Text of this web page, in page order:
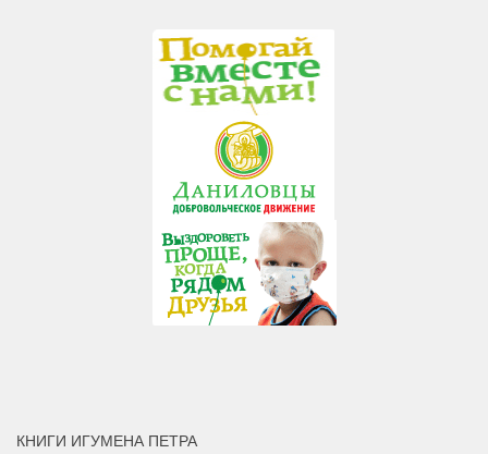
КНИГИ ИГУМЕНА ПЕТРА